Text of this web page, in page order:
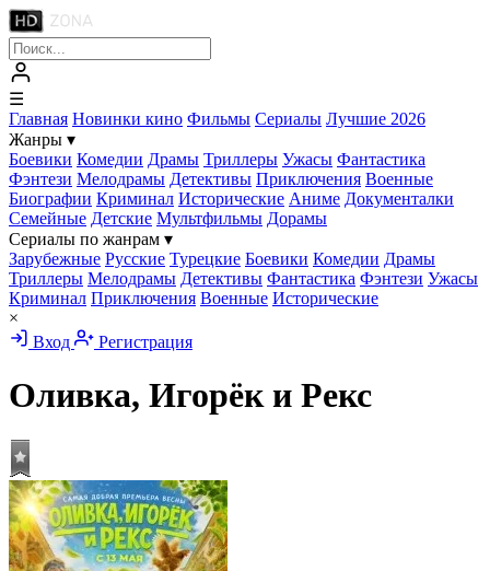
☰
Главная Новинки кино Фильмы Сериалы Лучшие 2026
Жанры ▾
Боевики Комедии Драмы Триллеры Ужасы Фантастика
Фэнтези Мелодрамы Детективы Приключения Военные
Биографии Криминал Исторические Аниме Документалки
Семейные Детские Мультфильмы Дорамы
Сериалы по жанрам ▾
Зарубежные Русские Турецкие Боевики Комедии Драмы
Триллеры Мелодрамы Детективы Фантастика Фэнтези Ужасы
Криминал Приключения Военные Исторические
×
Вход
Регистрация
Оливка, Игорёк и Рекс